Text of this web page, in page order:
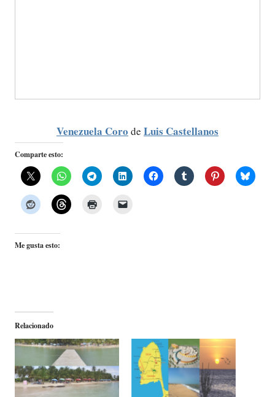
Venezuela Coro de Luis Castellanos
Comparte esto:
Me gusta esto:
Relacionado